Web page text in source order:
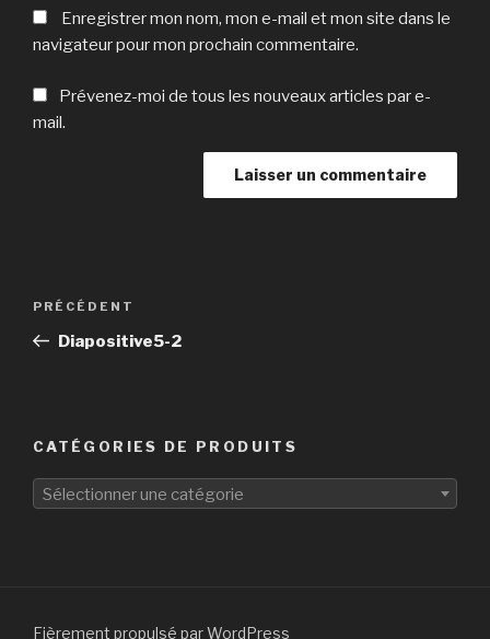
Enregistrer mon nom, mon e-mail et mon site dans le
navigateur pour mon prochain commentaire.
Prévenez-moi de tous les nouveaux articles par e-
mail.
Navigation
l’article
Article
précédent
PRÉCÉDENT
Diapositive5-2
CATÉGORIES DE PRODUITS
Sélectionner une catégorie
Fièrement propulsé par WordPress